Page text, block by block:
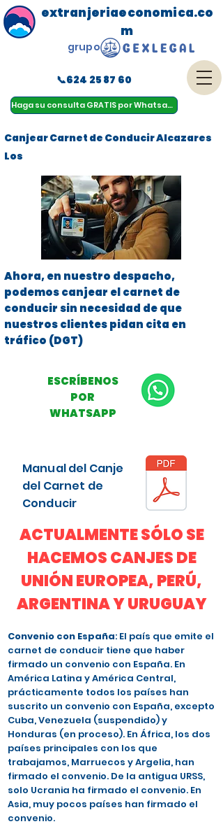
Haga su consulta GRATIS por Whatsapp
menu
extranjeriaeconomica.co
m
📞624 25 87 60
grupo
Canjear Carnet de Conducir Alcazares
Los
Ahora, en nuestro despacho,
podemos canjear el carnet de
conducir sin necesidad de que
nuestros clientes pidan cita en
tráfico (DGT)
ESCRÍBENOS
POR
WHATSAPP
Manual del Canje
del Carnet de
Conducir
ACTUALMENTE SÓLO SE
HACEMOS CANJES DE
UNIÓN EUROPEA, PERÚ,
ARGENTINA Y URUGUAY
Convenio con España: El país que emite el
carnet de conducir tiene que haber
firmado un convenio con España. En
América Latina y América Central,
prácticamente todos los países han
suscrito un convenio con España, excepto
Cuba, Venezuela (suspendido) y
Honduras (en proceso). En África, los dos
países principales con los que
trabajamos, Marruecos y Argelia, han
firmado el convenio. De la antigua URSS,
solo Ucrania ha firmado el convenio. En
Asia, muy pocos países han firmado el
convenio.